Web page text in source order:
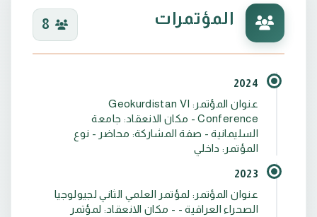
والصحراء الغربية
جيولوجي وزارة الصناعة- الشركة العامة لصناعة
الحراريات- مصنع السدة للحراريات مهندس انتاج, مدير
جيولوجي وزارة الصناعة- شركة الفرات للصناعات
جيولوجي وزارة الصناعة – الشركة العامة للسمنت
المؤتمرات 8
2024
عنوان المؤتمر: Geokurdistan VI
Conference - مكان الانعقاد: جامعة
السليمانية - صفة المشاركة: محاضر - نوع
المؤتمر: داخلي
2023
عنوان المؤتمر: لمؤتمر العلمي الثاني لجيولوجيا
الصحراء العراقية - - مكان الانعقاد: لمؤتمر